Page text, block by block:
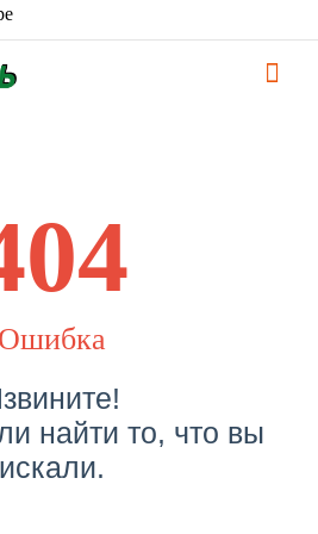
Ошибка
найти то, что вы
искали.